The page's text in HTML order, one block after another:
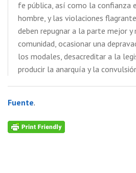
fe pública, así como la confianza
hombre, y las violaciones
deben repugnar a la parte mejor y
comunidad, ocasionar una
los modales, desacreditar a la
producir la anarquía y la
Fuente.